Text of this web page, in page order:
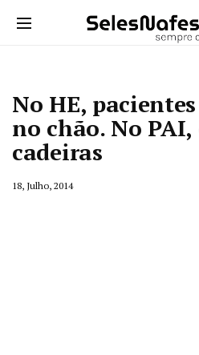
No HE,
no chão. No
cadeiras
18, Julho, 2014